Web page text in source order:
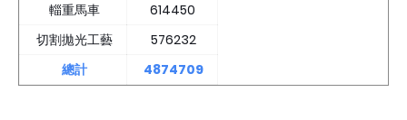
輜重馬車
614450
切割拋光工藝
576232
總計
4874709